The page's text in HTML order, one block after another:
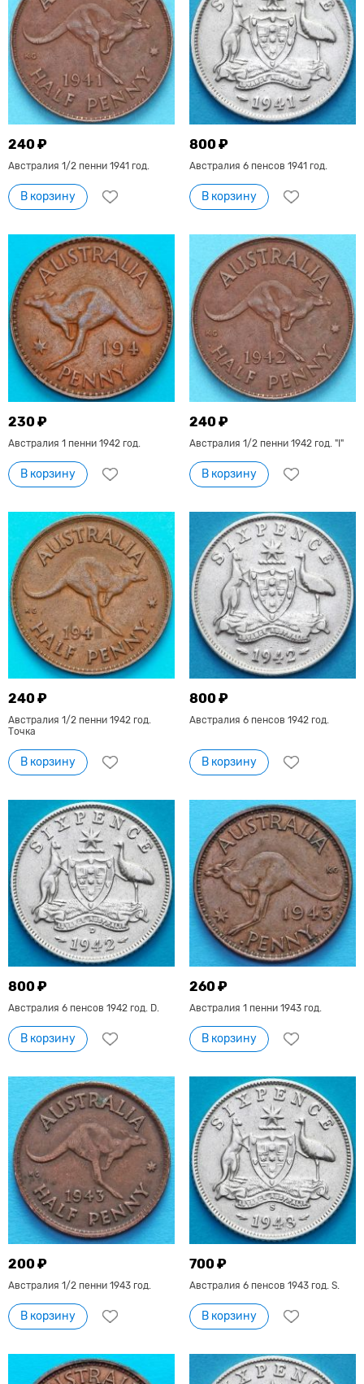
240 ₽
Австралия 1/2 пенни 1941 год.
В корзину
800 ₽
Австралия 6 пенсов 1941 год.
В корзину
230 ₽
Австралия 1 пенни 1942 год.
В корзину
240 ₽
Австралия 1/2 пенни 1942 год. "I"
В корзину
240 ₽
Австралия 1/2 пенни 1942 год.
Точка
В корзину
800 ₽
Австралия 6 пенсов 1942 год.
В корзину
800 ₽
Австралия 6 пенсов 1942 год. D.
В корзину
260 ₽
Австралия 1 пенни 1943 год.
В корзину
200 ₽
Австралия 1/2 пенни 1943 год.
В корзину
700 ₽
Австралия 6 пенсов 1943 год. S.
В корзину